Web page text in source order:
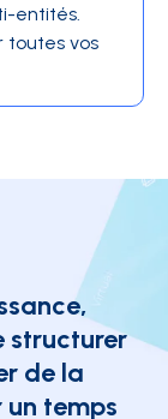
entités.
toutes vos
structurer
de la
temps